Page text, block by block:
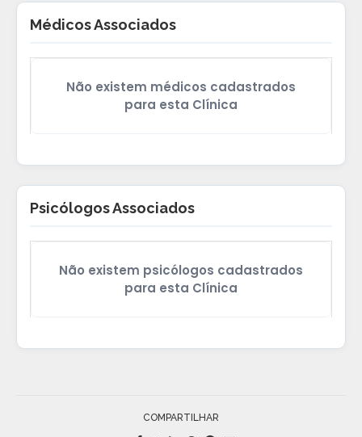
Médicos Associados
Não existem médicos cadastrados
para esta Clínica
Psicólogos Associados
Não existem psicólogos cadastrados
para esta Clínica
COMPARTILHAR